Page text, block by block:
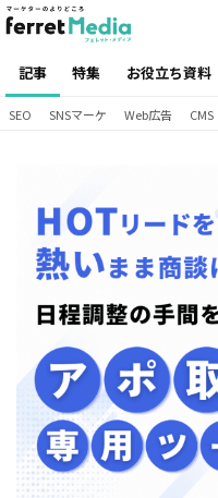
記事 特集 お役立ち資料
SEO SNSマーケ Web広告 CMS